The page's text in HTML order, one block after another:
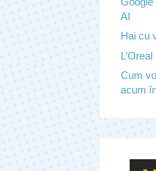
AI
Hai cu
Cum
acum